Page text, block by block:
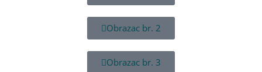
Obrazac br. 2
Obrazac br. 3